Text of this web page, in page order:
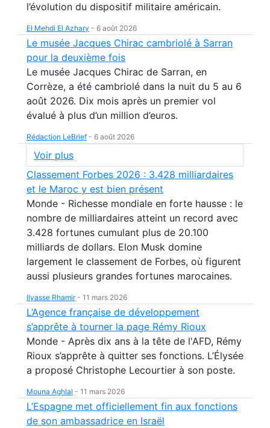
l’évolution du dispositif militaire américain.
El Mehdi El Azhary - 6 août 2026
Le musée Jacques Chirac cambriolé à Sarran
pour la deuxième fois
Le musée Jacques Chirac de Sarran, en
Corrèze, a été cambriolé dans la nuit du 5 au 6
août 2026. Dix mois après un premier vol
évalué à plus d’un million d’euros.
Rédaction LeBrief - 6 août 2026
Voir plus
Classement Forbes 2026 : 3.428 milliardaires
et le Maroc y est bien présent
Monde - Richesse mondiale en forte hausse : le
nombre de milliardaires atteint un record avec
3.428 fortunes cumulant plus de 20.100
milliards de dollars. Elon Musk domine
largement le classement de Forbes, où figurent
aussi plusieurs grandes fortunes marocaines.
Ilyasse Rhamir- 11 mars 2026
L’Agence française de développement
s’apprête à tourner la page Rémy Rioux
Monde - Après dix ans à la tête de l'AFD, Rémy
Rioux s’apprête à quitter ses fonctions. L’Élysée
a proposé Christophe Lecourtier à son poste.
Mouna Aghlal - 11 mars 2026
L’Espagne met officiellement fin aux fonctions
de son ambassadrice en Israël